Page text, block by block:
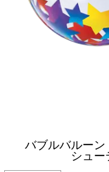
バブルバルー
シュ